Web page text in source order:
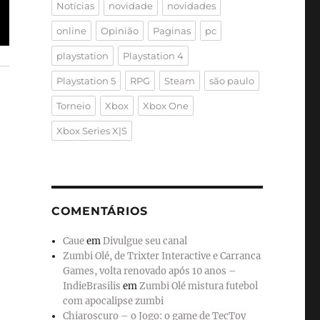
Notícias novidade novidades
online Opinião Paginas pc
playstation Playstation 4
Playstation 5 RPG Steam são paulo
Torneio Xbox Xbox One
Xbox Series X|S
COMENTÁRIOS
CaueemDivulgue seu canal
Zumbi Olé, de Trixter Interactive e Carranca
Games, volta renovado após 10 anos –
IndieBrasilis emZumbi Olé mistura futebol
com apocalipse zumbi
Chiaroscuro – o Jogo: o game de TecToy